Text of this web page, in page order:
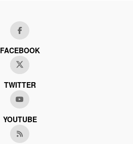
FACEBOOK
TWITTER
YOUTUBE